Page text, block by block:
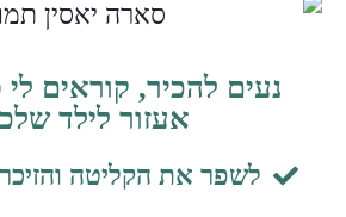
נעים להכיר, קוראים
אעזור לילד
לשפר את הקליטה